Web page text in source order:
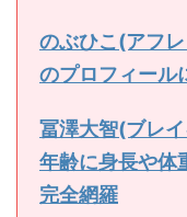
のぶひこ(アフ
のプロフィール
冨澤大智(ブレ
年齢に身長や体
完全網羅